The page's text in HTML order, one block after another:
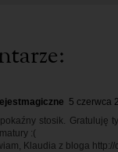
5 czerwca
stosik. Gratuluję
:(
Klaudia z bloga